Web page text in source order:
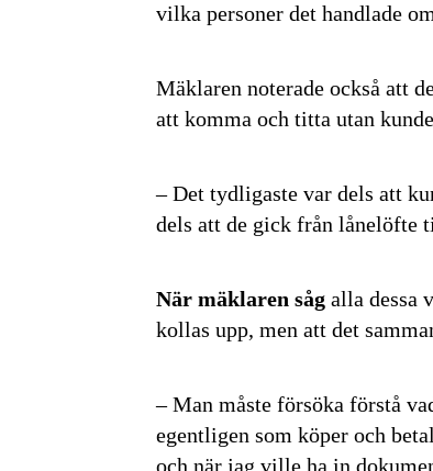
vilka personer det handlade
Mäklaren noterade också att
att komma och titta utan
– Det tydligaste var dels att
dels att de gick från lånelöfte
När mäklaren såg alla dessa
kollas upp, men att det
– Man måste försöka förstå
egentligen som köper och
och när jag ville ha in
Få
Genom
sparar